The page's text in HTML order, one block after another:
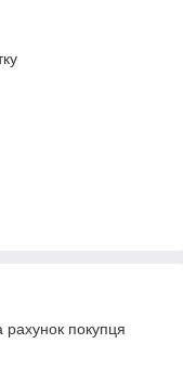
рахунок покупця